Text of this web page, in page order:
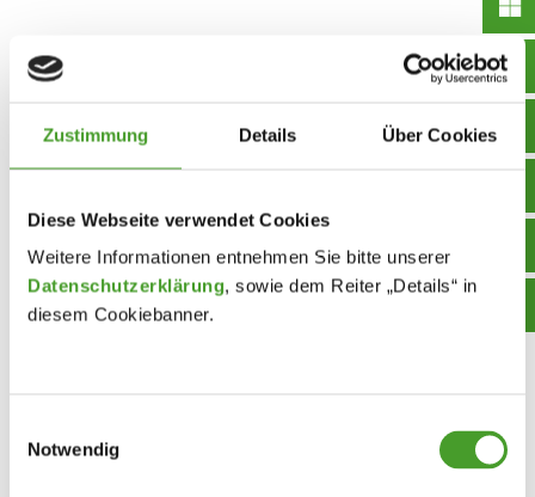
Zustimmung Details Über Cookies
Diese Webseite verwendet Cookies
Weitere Informationen entnehmen Sie bitte unserer
Datenschutzerklärung, sowie dem Reiter „Details“ in
diesem Cookiebanner.
Notwendig